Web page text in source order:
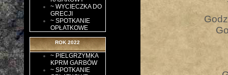
~ WYCIECZKA DO
GRECJI
~ SPOTKANIE
OPŁATKOWE
ROK 2022
~ PIELGRZYMKA
KPRM GARBÓW
~ SPOTKANIE